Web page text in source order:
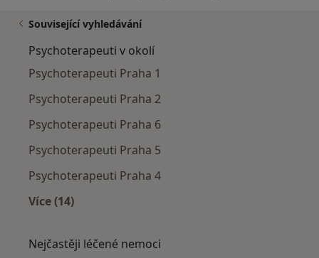
Související vyhledávání
Psychoterapeuti v okolí
Psychoterapeuti Praha 1
Psychoterapeuti Praha 2
Psychoterapeuti Praha 6
Psychoterapeuti Praha 5
Psychoterapeuti Praha 4
Více (14)
Nejčastěji léčené nemoci